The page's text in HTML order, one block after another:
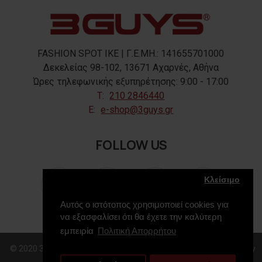
Αυτός ο ιστότοπος χρησιμοποιεί cookies για
να εξασφαλίσει ότι θα έχετε την καλύτερη
εμπειρία Πολιτική Απορρήτου
Κλείσιμο
FASHION SPOT IKE | Γ.Ε.ΜΗ.: 141655701000
Δεκελείας 98-102, 13671 Αχαρνές, Αθήνα
Ώρες τηλεφωνικής εξυπηρέτησης: 9:00 - 17:00
T: 210 2846440
E: e-shop@3guys.gr
FOLLOW US
© 2020 3GUYS, All Rights Reserved. Web Design & Development by